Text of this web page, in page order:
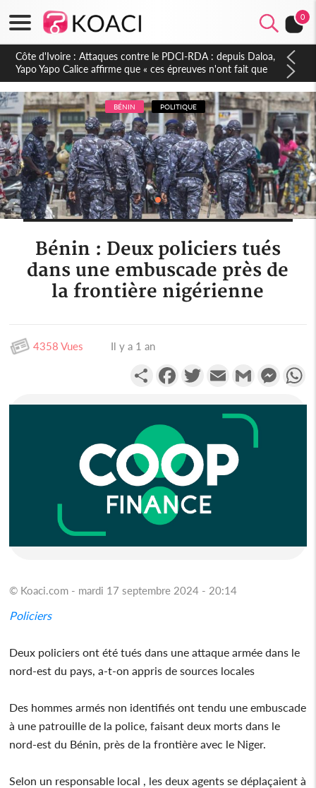
0
Côte d'Ivoire : Le Colonel-Major Fofié Kouakou est décédé,
l'armée perd une figure de la 2e Région militaire
BÉNIN POLITIQUE
Bénin : Deux policiers tués
dans une embuscade près de
la frontière nigérienne
4358 Vues Il y a 1 an
PartagerFacebookTwitterEmail Gmail
© Koaci.com - mardi 17 septembre 2024 - 20:14
Policiers
Deux policiers ont été tués dans une attaque armée dans le
nord-est du pays, a-t-on appris de sources locales
Des hommes armés non identifiés ont tendu une embuscade
à une patrouille de la police, faisant deux morts dans le
nord-est du Bénin, près de la frontière avec le Niger.
Selon un responsable local , les deux agents se déplaçaient à